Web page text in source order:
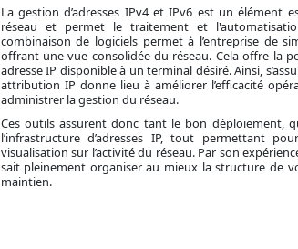
La gestion d’adresses IPv4 et IPv6 est un élément
réseau et permet le traitement et
combinaison de logiciels permet à l’entreprise de
offrant une vue consolidée du réseau. Cela offre la
adresse IP disponible à un terminal désiré. Ainsi,
attribution IP donne lieu à améliorer l’efficacité
administrer la gestion du réseau.
Ces outils assurent donc tant le bon déploiement,
l’infrastructure d’adresses IP, tout permettant
visualisation sur l’activité du réseau. Par son
sait pleinement organiser au mieux la structure de
maintien.